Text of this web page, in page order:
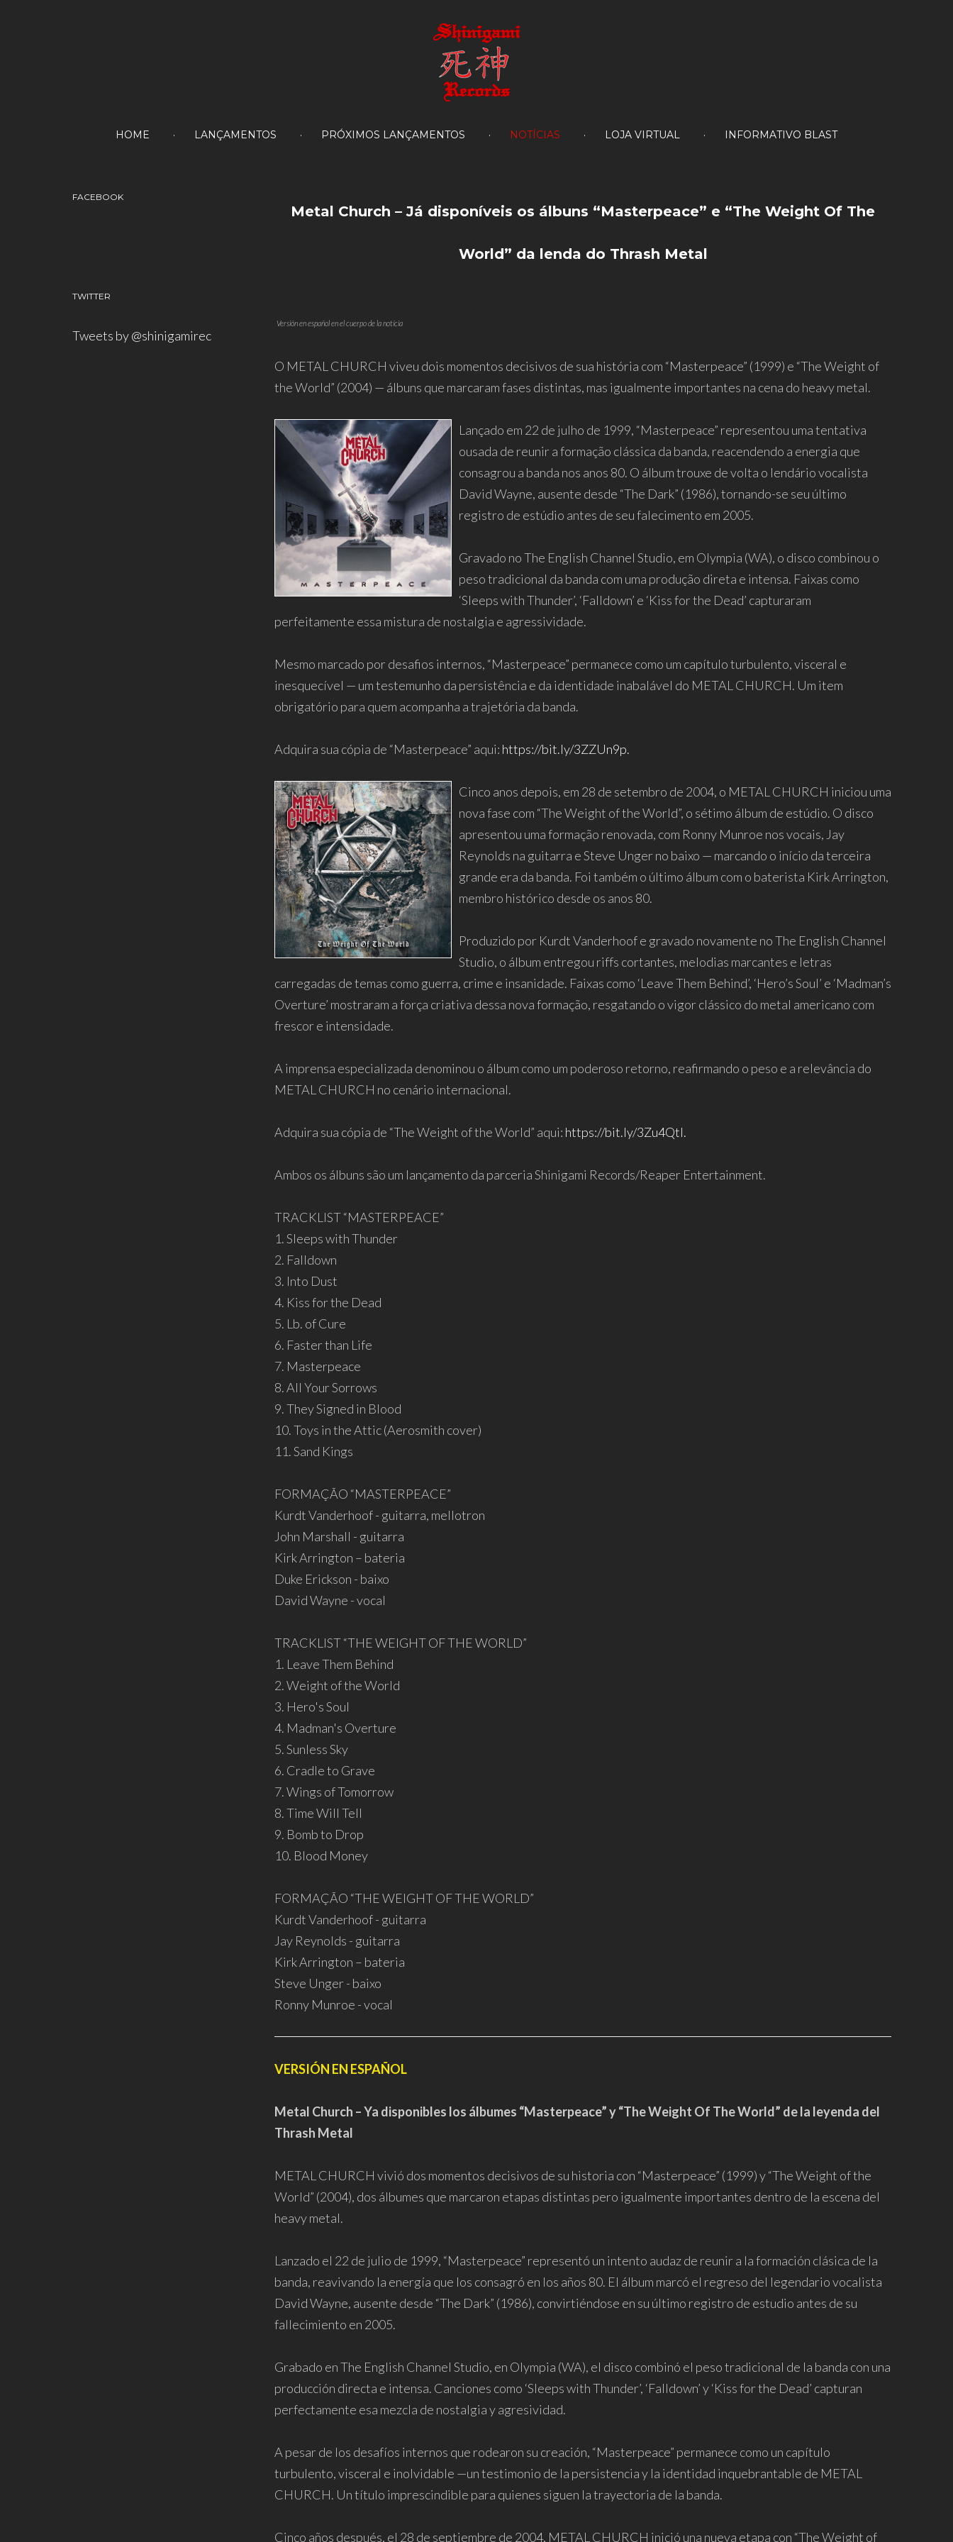
HOME LANÇAMENTOS PRÓXIMOS LANÇAMENTOS NOTÍCIAS LOJA VIRTUAL INFORMATIVO BLAST
FACEBOOK
TWITTER
Tweets by @shinigamirec
Metal Church – Já disponíveis os álbuns “Masterpeace” e “The Weight Of The
World” da lenda do Thrash Metal
Versión en español en el cuerpo de la notícia
O METAL CHURCH viveu dois momentos decisivos de sua história com “Masterpeace” (1999) e “The Weight of
the World” (2004) — álbuns que marcaram fases distintas, mas igualmente importantes na cena do heavy metal.
Lançado em 22 de julho de 1999, “Masterpeace” representou uma tentativa
ousada de reunir a formação clássica da banda, reacendendo a energia que
consagrou a banda nos anos 80. O álbum trouxe de volta o lendário vocalista
David Wayne, ausente desde “The Dark” (1986), tornando-se seu último
registro de estúdio antes de seu falecimento em 2005.
Gravado no The English Channel Studio, em Olympia (WA), o disco combinou o
peso tradicional da banda com uma produção direta e intensa. Faixas como
‘Sleeps with Thunder’, ‘Falldown’ e ‘Kiss for the Dead’ capturaram
perfeitamente essa mistura de nostalgia e agressividade.
Mesmo marcado por desafios internos, “Masterpeace” permanece como um capítulo turbulento, visceral e
inesquecível — um testemunho da persistência e da identidade inabalável do METAL CHURCH. Um item
obrigatório para quem acompanha a trajetória da banda.
Adquira sua cópia de “Masterpeace” aqui: https://bit.ly/3ZZUn9p.
Cinco anos depois, em 28 de setembro de 2004, o METAL CHURCH iniciou uma
nova fase com “The Weight of the World”, o sétimo álbum de estúdio. O disco
apresentou uma formação renovada, com Ronny Munroe nos vocais, Jay
Reynolds na guitarra e Steve Unger no baixo — marcando o início da terceira
grande era da banda. Foi também o último álbum com o baterista Kirk Arrington,
membro histórico desde os anos 80.
Produzido por Kurdt Vanderhoof e gravado novamente no The English Channel
Studio, o álbum entregou riffs cortantes, melodias marcantes e letras
carregadas de temas como guerra, crime e insanidade. Faixas como ‘Leave Them Behind’, ‘Hero’s Soul’ e ‘Madman’s
Overture’ mostraram a força criativa dessa nova formação, resgatando o vigor clássico do metal americano com
frescor e intensidade.
A imprensa especializada denominou o álbum como um poderoso retorno, reafirmando o peso e a relevância do
METAL CHURCH no cenário internacional.
Adquira sua cópia de “The Weight of the World” aqui: https://bit.ly/3Zu4QtI.
Ambos os álbuns são um lançamento da parceria Shinigami Records/Reaper Entertainment.
TRACKLIST “MASTERPEACE”
1. Sleeps with Thunder
2. Falldown
3. Into Dust
4. Kiss for the Dead
5. Lb. of Cure
6. Faster than Life
7. Masterpeace
8. All Your Sorrows
9. They Signed in Blood
10. Toys in the Attic (Aerosmith cover)
11. Sand Kings
FORMAÇÃO “MASTERPEACE”
Kurdt Vanderhoof - guitarra, mellotron
John Marshall - guitarra
Kirk Arrington – bateria
Duke Erickson - baixo
David Wayne - vocal
TRACKLIST “THE WEIGHT OF THE WORLD”
1. Leave Them Behind
2. Weight of the World
3. Hero's Soul
4. Madman's Overture
5. Sunless Sky
6. Cradle to Grave
7. Wings of Tomorrow
8. Time Will Tell
9. Bomb to Drop
10. Blood Money
FORMAÇÃO “THE WEIGHT OF THE WORLD”
Kurdt Vanderhoof - guitarra
Jay Reynolds - guitarra
Kirk Arrington – bateria
Steve Unger - baixo
Ronny Munroe - vocal
VERSIÓN EN ESPAÑOL
Metal Church – Ya disponibles los álbumes “Masterpeace” y “The Weight Of The World” de la leyenda del
Thrash Metal
METAL CHURCH vivió dos momentos decisivos de su historia con “Masterpeace” (1999) y “The Weight of the
World” (2004), dos álbumes que marcaron etapas distintas pero igualmente importantes dentro de la escena del
heavy metal.
Lanzado el 22 de julio de 1999, “Masterpeace” representó un intento audaz de reunir a la formación clásica de la
banda, reavivando la energía que los consagró en los años 80. El álbum marcó el regreso del legendario vocalista
David Wayne, ausente desde “The Dark” (1986), convirtiéndose en su último registro de estudio antes de su
fallecimiento en 2005.
Grabado en The English Channel Studio, en Olympia (WA), el disco combinó el peso tradicional de la banda con una
producción directa e intensa. Canciones como ‘Sleeps with Thunder’, ‘Falldown’ y ‘Kiss for the Dead’ capturan
perfectamente esa mezcla de nostalgia y agresividad.
A pesar de los desafíos internos que rodearon su creación, “Masterpeace” permanece como un capítulo
turbulento, visceral e inolvidable —un testimonio de la persistencia y la identidad inquebrantable de METAL
CHURCH. Un título imprescindible para quienes siguen la trayectoria de la banda.
Cinco años después, el 28 de septiembre de 2004, METAL CHURCH inició una nueva etapa con “The Weight of